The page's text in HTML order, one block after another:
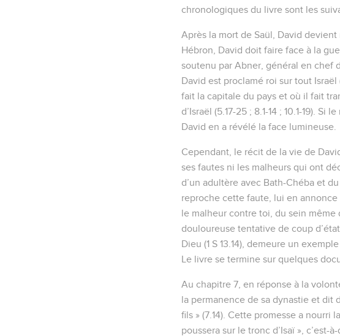
chronologiques du livre sont les
Après la mort de Saül, David
Hébron, David doit faire face à la
soutenu par Abner, général en chef
David est proclamé roi sur tout
fait la capitale du pays et où il fait
d’Israël (5.17-25 ; 8.1-14 ; 10.1-19).
David en a révélé la face lumineuse.
Cependant, le récit de la vie de
ses fautes ni les malheurs qui ont
d’un adultère avec Bath-Chéba et
reproche cette faute, lui en
le malheur contre toi, du sein même
douloureuse tentative de coup
Dieu (1 S 13.14), demeure un
Le livre se termine sur quelques
Au chapitre 7, en réponse à la
la permanence de sa dynastie et dit
fils » (7.14). Cette promesse a nourri
poussera sur le tronc d’Isaï », c’est-